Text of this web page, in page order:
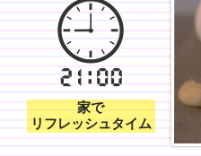
家で
リフレッシュタイム